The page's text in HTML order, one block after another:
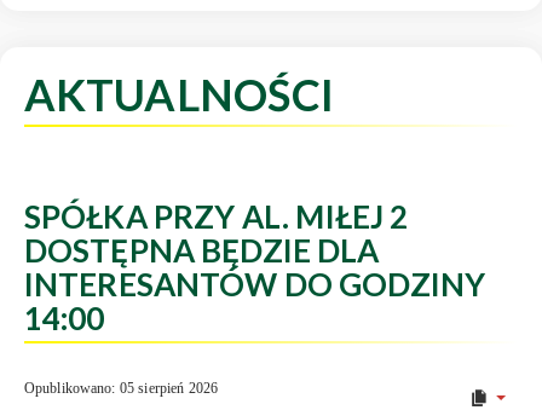
AKTUALNOŚCI
SPÓŁKA PRZY AL. MIŁEJ 2
DOSTĘPNA BĘDZIE DLA
INTERESANTÓW DO GODZINY
14:00
Opublikowano: 05 sierpień 2026